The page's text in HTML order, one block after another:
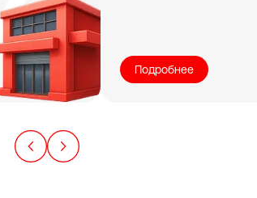
Подробнее